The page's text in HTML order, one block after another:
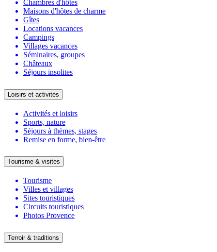
Chambres d'hôtes
Maisons d'hôtes de charme
Gîtes
Locations vacances
Campings
Villages vacances
Séminaires, groupes
Châteaux
Séjours insolites
Loisirs et activités
Activités et loisirs
Sports, nature
Séjours à thèmes, stages
Remise en forme, bien-être
Tourisme & visites
Tourisme
Villes et villages
Sites touristiques
Circuits touristiques
Photos Provence
Terroir & traditions